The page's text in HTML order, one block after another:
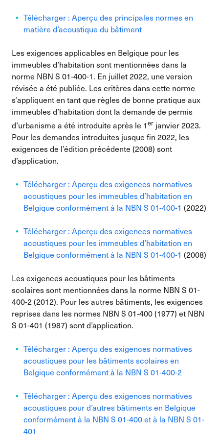
Télécharger : Aperçu des principales normes en
matière d’acoustique du bâtiment
Les exigences applicables en Belgique pour les
immeubles d’habitation sont mentionnées dans la
norme NBN S 01-400-1. En juillet 2022, une version
révisée a été publiée. Les critères dans cette norme
s’appliquent en tant que règles de bonne pratique aux
immeubles d’habitation dont la demande de permis
d’urbanisme a été introduite après le 1er janvier 2023.
Pour les demandes introduites jusque fin 2022, les
exigences de l’édition précédente (2008) sont
d’application.
Télécharger : Aperçu des exigences normatives
acoustiques pour les immeubles d’habitation en
Belgique conformément à la NBN S 01-400-1 (2022)
Télécharger : Aperçu des exigences normatives
acoustiques pour les immeubles d’habitation en
Belgique conformément à la NBN S 01-400-1 (2008)
Les exigences acoustiques pour les bâtiments
scolaires sont mentionnées dans la norme NBN S 01-
400-2 (2012). Pour les autres bâtiments, les exigences
reprises dans les normes NBN S 01-400 (1977) et NBN
S 01-401 (1987) sont d’application.
Télécharger : Aperçu des exigences normatives
acoustiques pour les bâtiments scolaires en
Belgique conformément à la NBN S 01-400-2
Télécharger : Aperçu des exigences normatives
acoustiques pour d’autres bâtiments en Belgique
conformément à la NBN S 01-400 et à la NBN S 01-
401